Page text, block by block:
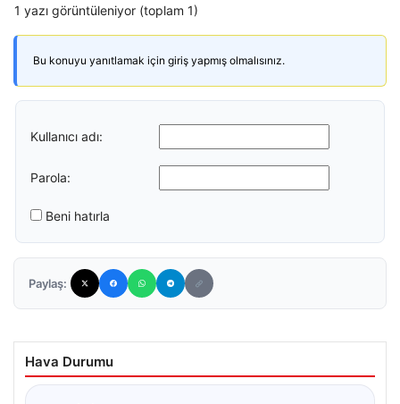
1 yazı görüntüleniyor (toplam 1)
Bu konuyu yanıtlamak için giriş yapmış olmalısınız.
Kullanıcı adı:
Parola:
Beni hatırla
Paylaş:
Hava Durumu